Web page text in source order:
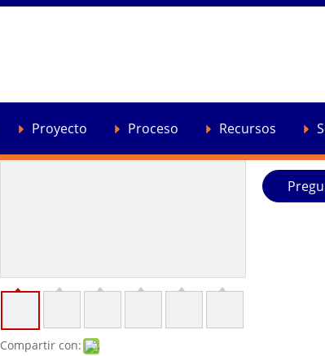
Proyecto Proceso Recursos
Compartir con:
2022
Cantidad: